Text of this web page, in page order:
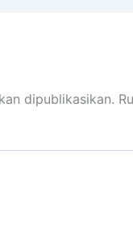
dipublikasikan.